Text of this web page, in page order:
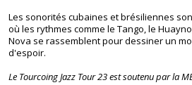
Les sonorités cubaines et brésiliennes
où les rythmes comme le Tango, le
Nova se rassemblent pour dessiner un
d'espoir.
Le Tourcoing Jazz Tour 23 est soutenu par la